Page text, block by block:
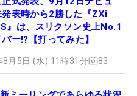
発表時から2勝した『ZXi
』は、スリクソン史上No.1
バー!?【打ってみた】
8月5日 (水) 11時31分 83